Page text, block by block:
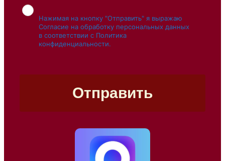
e
Нажимая на кнопку "Отправить" я выражаю
Согласие на обработку персональных данных
в соответствии с Политика
конфиденциальности.
Отправить